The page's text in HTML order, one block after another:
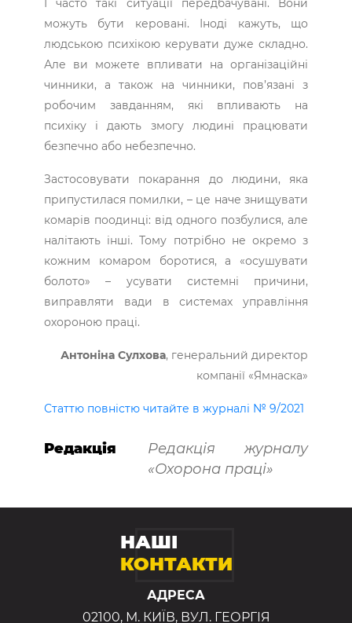
можуть бути керовані. Іноді кажуть, що
людською психікою ­керувати дуже складно.
Але ви можете впливати на організаційні
чинники, а також на чинники, пов’язані з
робочим завданням, які впливають на
психіку і дають змогу людині працювати
безпечно або небезпечно.
Застосовувати покарання до людини, яка
припустилася помилки, – це наче знищувати
комарів поодинці: від одного позбулися, але
налітають інші. Тому потрібно не окремо з
кожним комаром боротися, а «осушувати
болото» – усувати системні причини,
виправляти вади в системах управління
охороною праці.
Антоніна Сулхова, генеральний директор
компанії «Ямнаска»
Статтю повністю читайте в журналі № 9/2021
Редакція
Редакція журналу
«Охорона праці»
НАШІ
КОНТАКТИ
АДРЕСА
02100, М. КИЇВ, ВУЛ. ГЕОРГІЯ